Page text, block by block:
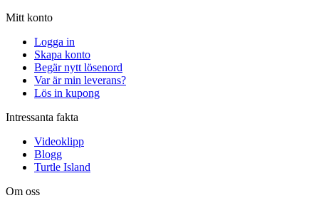
Mitt konto
Logga in
Skapa konto
Begär nytt lösenord
Var är min leverans?
Lös in kupong
Intressanta fakta
Videoklipp
Blogg
Turtle Island
Om oss